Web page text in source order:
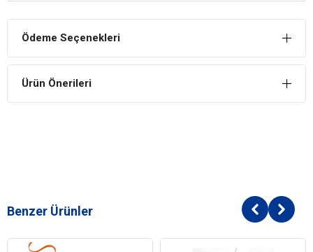
yardımcı olur ve sağlıklı bir yaşam sürmesini sağlar.
Tavuklu formül, yavru kedinizin hassas sindirim sistemini destekler.
Kolay sindirilen tavuk eti ve doğal lifler, kedinizin mide problemleri
Enerji Desteği
enerjiyi sağlayan bu mama, yüksek kaliteli protein ve dengeli
Ödeme Seçenekleri
Ürün Önerileri
Benzer Ürünler